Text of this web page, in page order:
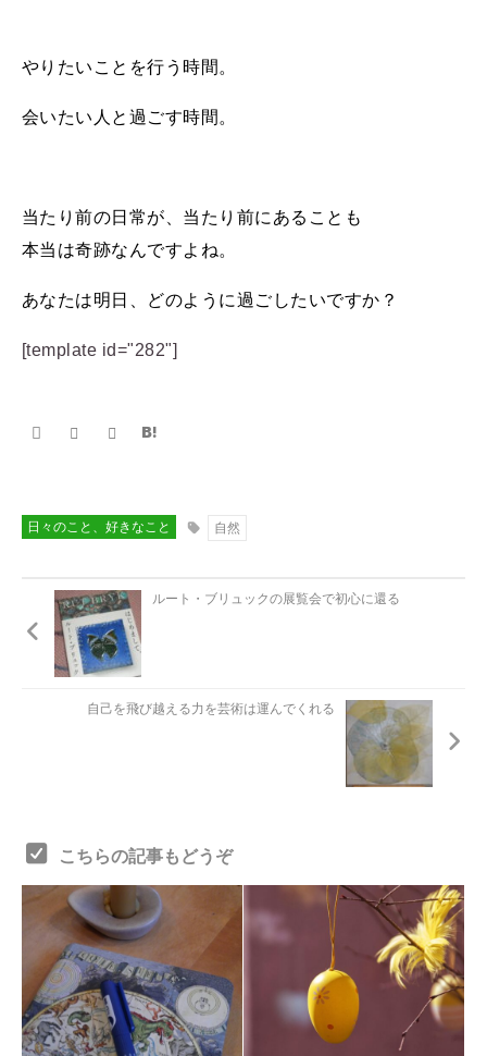
やりたいことを行う時間。
会いたい人と過ごす時間。
当たり前の日常が、当たり前にあることも
本当は奇跡なんですよね。
あなたは明日、どのように過ごしたいですか？
[template id="282"]
日々のこと、好きなこと 自然
ルート・ブリュックの展覧会で初心に還る
自己を飛び越える力を芸術は運んでくれる
こちらの記事もどうぞ